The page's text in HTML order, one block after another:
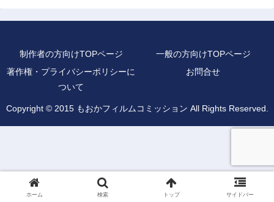
制作者の方向けTOPページ
一般の方向けTOPページ
著作権・プライバシーポリシーに
ついて
お問合せ
Copyright © 2015 もおかフィルムコミッション All Rights Reserved.
ホーム 検索 トップ サイドバー